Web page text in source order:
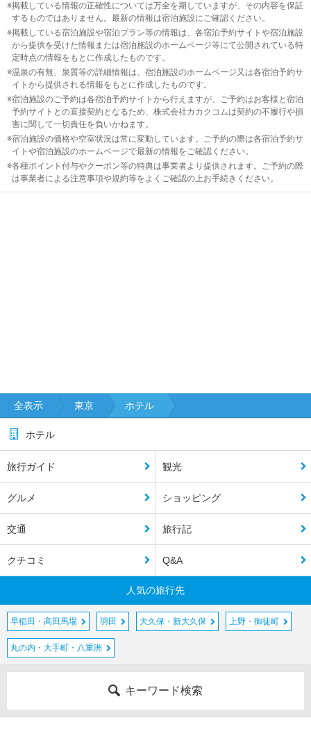
陸
東
海
畿
中
国
四
掲載している情報の正確性については万全を期していますが、その内容を保証
するものではありません。最新の情報は宿泊施設にご確認ください。
掲載している宿泊施設や宿泊プラン等の情報は、各宿泊予約サイトや宿泊施設
から提供を受けた情報または宿泊施設のホームページ等にて公開されている特
定時点の情報をもとに作成したものです。
温泉の有無、泉質等の詳細情報は、宿泊施設のホームページ又は各宿泊予約サ
イトから提供される情報をもとに作成したものです。
宿泊施設のご予約は各宿泊予約サイトから行えますが、ご予約はお客様と宿泊
予約サイトとの直接契約となるため、株式会社カカクコムは契約の不履行や損
害に関して一切責任を負いかねます。
宿泊施設の価格や空室状況は常に変動しています。ご予約の際は各宿泊予約サ
イトや宿泊施設のホームページで最新の情報をご確認ください。
各種ポイント付与やクーポン等の特典は事業者より提供されます。ご予約の際
は事業者による注意事項や規約等をよくご確認の上お手続きください。
全表示 東京 ホテル
ホテル
旅行ガイド 観光
グルメ ショッピング
交通 旅行記
クチコミ Q&A
人気の旅行先
早稲田・高田馬場 羽田 大久保・新大久保 上野・御徒町
丸の内・大手町・八重洲
キーワード検索